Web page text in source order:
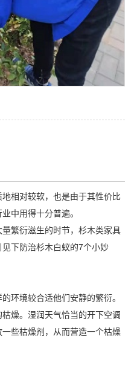
相对较软，也是由于其性价比
中用得十分普遍。
繁衍滋生的时节，杉木类家具
下防治杉木白蚁的7个小妙
环境较合适他们安静的繁衍。
燥。湿润天气恰当的开下空调
些枯燥剂，从而营造一个枯燥